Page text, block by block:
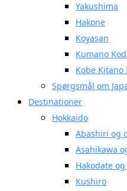
Yakushima
Hakone
Koyasan
Kumano
Kobe Kitano
Spørgsmål om
Destinationer
Hokkaido
Abashiri og
Asahikawa
Hakodate
Kushiro